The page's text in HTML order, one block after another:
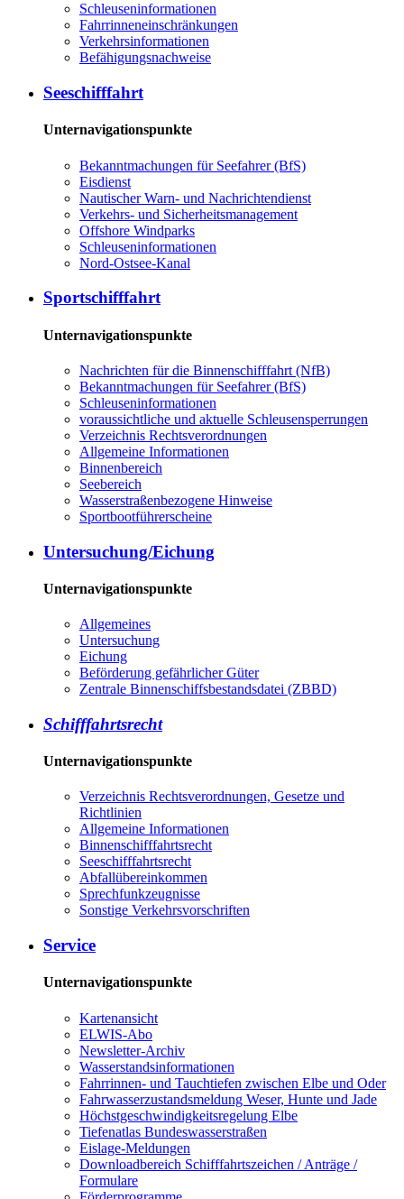
Schleuseninformationen
Fahrrinneneinschränkungen
Verkehrsinformationen
Befähigungsnachweise
Seeschifffahrt
Unternavigationspunkte
Bekanntmachungen für Seefahrer (BfS)
Eisdienst
Nautischer Warn- und Nachrichtendienst
Verkehrs- und Sicherheitsmanagement
Offshore Windparks
Schleuseninformationen
Nord-Ostsee-Kanal
Sportschifffahrt
Unternavigationspunkte
Nachrichten für die Binnenschifffahrt (NfB)
Bekanntmachungen für Seefahrer (BfS)
Schleuseninformationen
voraussichtliche und aktuelle Schleusensperrungen
Verzeichnis Rechtsverordnungen
Allgemeine Informationen
Binnenbereich
Seebereich
Wasserstraßenbezogene Hinweise
Sportbootführerscheine
Untersuchung/Eichung
Unternavigationspunkte
Allgemeines
Untersuchung
Eichung
Beförderung gefährlicher Güter
Zentrale Binnenschiffsbestandsdatei (ZBBD)
Schifffahrtsrecht
Unternavigationspunkte
Verzeichnis Rechtsverordnungen, Gesetze und
Richtlinien
Allgemeine Informationen
Binnenschifffahrtsrecht
Seeschifffahrtsrecht
Abfallübereinkommen
Sprechfunkzeugnisse
Sonstige Verkehrsvorschriften
Service
Unternavigationspunkte
Kartenansicht
ELWIS-Abo
Newsletter-Archiv
Wasserstandsinformationen
Fahrrinnen- und Tauchtiefen zwischen Elbe und Oder
Fahrwasserzustandsmeldung Weser, Hunte und Jade
Höchstgeschwindigkeitsregelung Elbe
Tiefenatlas Bundeswasserstraßen
Eislage-Meldungen
Downloadbereich Schifffahrtszeichen / Anträge /
Formulare